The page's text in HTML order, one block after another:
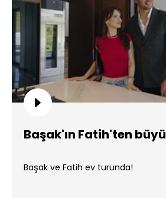
Başak'ın Fatih'ten
Başak ve Fatih ev turunda!